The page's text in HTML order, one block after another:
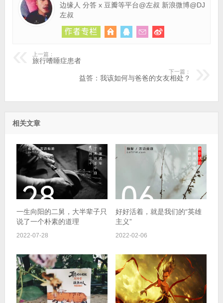
边缘人 分答 x 豆瓣等平台@左叔 新浪微博@DJ
左叔
上一篇：
旅行嗜睡症患者
下一篇：
益答：我该如何与爸爸的女友相处？
相关文章
一生向阳的二舅，大半辈子只
说了一个朴素的道理
2022-07-28
好好活着，就是我们的“英雄
主义”
2022-02-06